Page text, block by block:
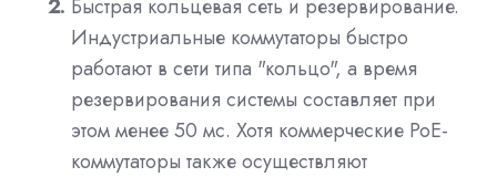
Быстрая кольцевая сеть и резервирование.
Индустриальные коммутаторы быстро
работают в сети типа "кольцо", а время
резервирования системы составляет при
этом менее 50 мс. Хотя коммерческие PoE-
коммутаторы также осуществляют